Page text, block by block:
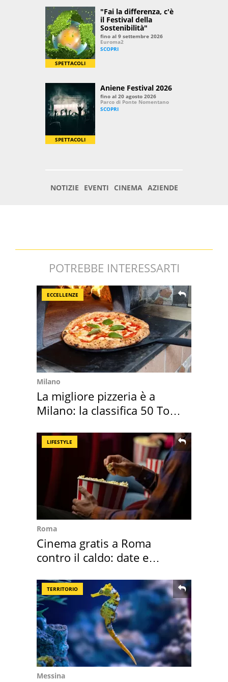
POTREBBE INTERESSARTI
ECCELLENZE
Milano
La migliore pizzeria è a
Milano: la classifica 50 Top
LIFESTYLE
Roma
Cinema gratis a Roma
contro il caldo: date e
TERRITORIO
Messina